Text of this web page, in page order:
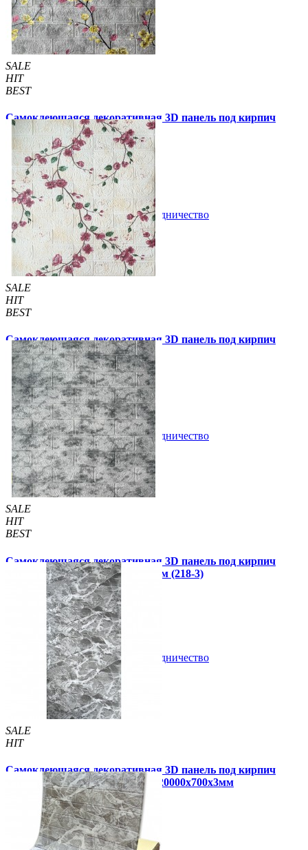
SALE
HIT
BEST
Самоклеющаяся декоративная 3D панель под кирпич
магнолия 700x770x3мм (6233-3)
79 грн/шт 140 грн/шт
Купить В закладки Сотрудничество
SALE
HIT
BEST
Самоклеющаяся декоративная 3D панель под кирпич
сакура 700x770x3мм (6234-3)
79 грн/шт 140 грн/шт
Купить В закладки Сотрудничество
SALE
HIT
BEST
Самоклеющаяся декоративная 3D панель под кирпич
серо-синий мрамор 700x770x3мм (218-3)
/шт 140 грн/шт
Купить В закладки Сотрудничество
SALE
HIT
Самоклеющаяся декоративная 3D панель под кирпич
черный мрамор в рулоне 20 м 20000x700x3мм
1 900 грн/шт 3 300 грн/шт